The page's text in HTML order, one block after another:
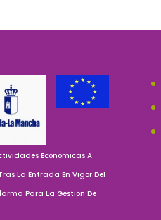
Economicas A
La Entrada En Vigor Del
Para La Gestion De